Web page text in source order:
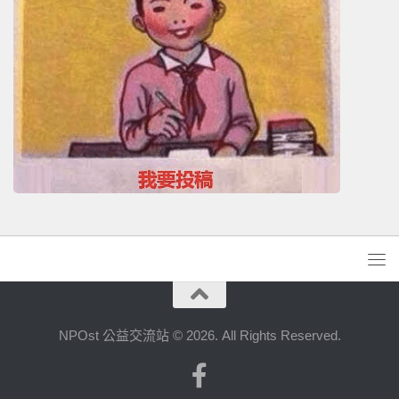
NPOst 公益交流站 © 2026. All Rights Reserved.